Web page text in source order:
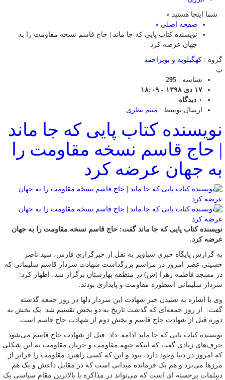
شما اینجا هستید »
صفحه اصلی »
نویسنده کتاب پایی که جا ماند | حاج قاسم نسخه مقاومت را به
جهان عرضه کرد
گروه : کهگیلویه و بویراحمد
پ
شناسه : 295
۱۷ دی ۱۳۹۸ - ۱۸:۰۹
۰ دیدگاه
ارسال توسط : میثم نظری
نویسنده کتاب پایی که جا ماند
| حاج قاسم نسخه مقاومت را
به جهان عرضه کرد
نویسنده کتاب پایی که جا ماند گفت: حاج قاسم نسخه مقاومت را به جهان
عرضه کرد.
به گزارش پایگاه خبری شباویز به نقل از خبرگزاری فارس، سید ناصر
حسینی عصر امروز در مراسم بزرگداشت شهادت سردار قاسم سلیمانی که
در مسجد فاطمه زهرا (س) در منطقه بهارستان برگزار شد، اظهار کرد:
سردار سلیمانی اسطوره مقاومت و پایداری بودند.
وی با اشاره به شنیدن خبر شهادت این سردار دلها در روز جمعه گذشته
گفت: از روز جمعه‌ای که گذشت تاریخ به دو بخش تقسیم شد یک بخش به
دوره قبل از شهادت حاج قاسم و بخش دوم از شهادت حاج قاسم است.
نویسنده کتاب پایی که جا ماند ادامه داد: قبل از شهادت حاج قاسم می‌شود
حرف‌های زیادی گفت که اینکه جبهه مقاومت و جریان مقاومت به این شکلی
که امروز در دنیا وجود دارد، نبود و این که کسی راهبرد مقاومت را فراتر از
مرزها می‌برد و هم یک فرمانده میدانی است که در مقابل داعش و یک هم
دیپلمات برجسته ای است که می‌تواند در مذاکره با بالاترین مقام سیاسی یک